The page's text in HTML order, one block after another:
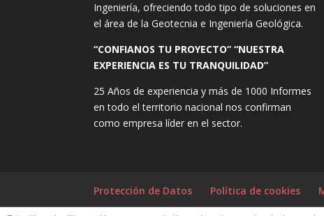
Ingeniería, ofreciendo todo tipo de soluciones en
el área de la Geotecnia e Ingeniería Geológica.
“CONFIANOS TU PROYECTO” “NUESTRA
EXPERIENCIA ES TU TRANQUILIDAD”
25 Años de experiencia y más de 1000 Informes
en todo el territorio nacional nos confirman
como empresa líder en el sector.
Protección de Datos Política de cookies